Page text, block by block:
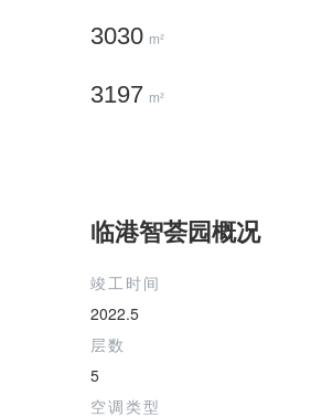
3030 m²
3197 m²
临港智荟园概况
竣工时间
2022.5
层数
5
空调类型